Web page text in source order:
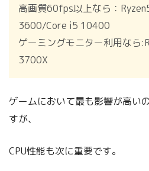
高画質60fps以上なら：
3600/Core i5 10400
ゲーミングモニター利用なら
3700X
ゲームにおいて最も影響が高い
すが、
CPU性能も次に重要です。